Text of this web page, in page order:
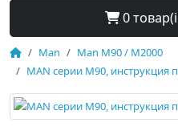
0
Man
Man M90 / M2000
MAN серии M90, инструкция